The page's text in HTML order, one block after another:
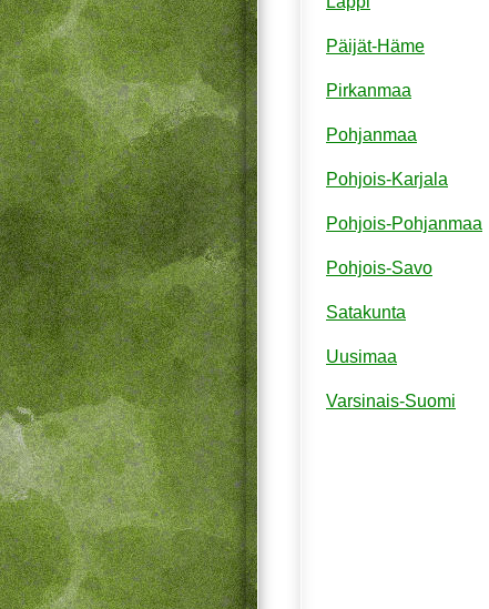
Päijät-Häme
Pirkanmaa
Pohjanmaa
Pohjois-Karjala
Pohjois-Pohjanmaa
Pohjois-Savo
Satakunta
Uusimaa
Varsinais-Suomi